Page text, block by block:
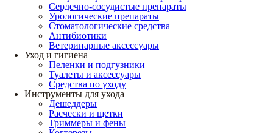
Сердечно-сосудистые препараты
Урологические препараты
Стоматологические средства
Антибиотики
Ветеринарные аксессуары
Уход и гигиена
Пеленки и подгузники
Туалеты и аксессуары
Средства по уходу
Инструменты для ухода
Дешеддеры
Расчески и щетки
Триммеры и фены